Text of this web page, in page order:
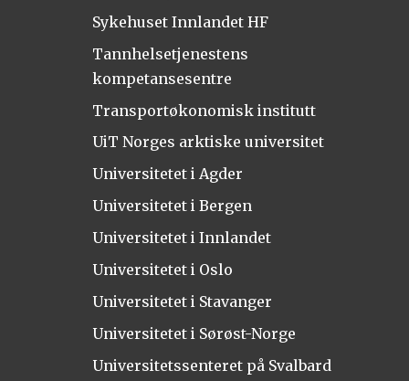
Sykehuset Innlandet HF
Tannhelsetjenestens
kompetansesentre
Transportøkonomisk institutt
UiT Norges arktiske universitet
Universitetet i Agder
Universitetet i Bergen
Universitetet i Innlandet
Universitetet i Oslo
Universitetet i Stavanger
Universitetet i Sørøst-Norge
Universitetssenteret på Svalbard